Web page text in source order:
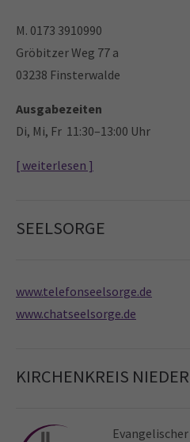
M. 0173 3910990
Gröbitzer Weg 77 a
03238 Finsterwalde
Ausgabezeiten
Di, Mi, Fr 11:30–13:00 Uhr
[ weiterlesen ]
SEELSORGE
www.telefonseelsorge.de
www.chatseelsorge.de
KIRCHENKREIS
Evangelischer